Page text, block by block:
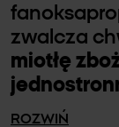
zwalcza
miotłę
ROZWIŃ